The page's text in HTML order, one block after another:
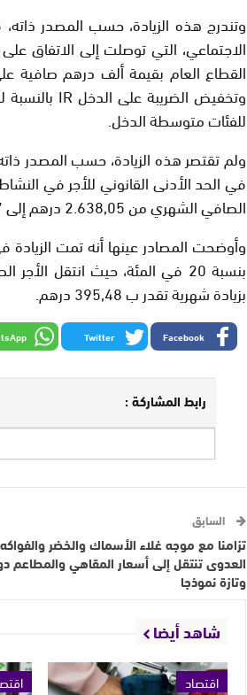
الاجتماعي، التي توصلت إلى الاتفاق
القطاع العام بقيمة ألف درهم صافية
للفئات متوسطة الدخل.
ولم تقتصر هذه الزيادة، حسب المصدر
الصافي الشهري من 2.638,05 درهم إلى 3.046,77 درهم، أي بزيادة شهرية تقدر بـ 408,72 درهم.
بزيادة شهرية تقدر ب 395,48 درهم.
Facebook
Twitter
رابط المشاركة :
السابق
تزامنا مع موجه غلاء الأسماك والخضر
العدوى تنتقل إلى أسعار المقاهي والمطاعم
وتازة نموذجا
شاهد أيضا
اقتصاد